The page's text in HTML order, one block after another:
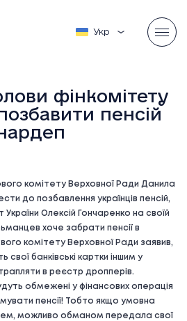
Українська
фінкомітету
пенсій
комітету Верховної Ради Данила
до позбавлення українців пенсій,
Олексій Гончаренко на своїй
хоче забрати пенсії в
комітету Верховної Ради заявив,
свої банківські картки іншим у
в реєстр дропперів.
обмежені у фінансових операція
пенсії! Тобто якщо умовна
можливо обманом передала свої